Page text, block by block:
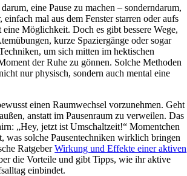
eine Pause zu machen – sonderndarum,
mal aus dem Fenster starren oder aufs
eine Möglichkeit. Doch es gibt bessere Wege,
kurze Spaziergänge oder sogar
um sich mitten im hektischen
der Ruhe zu gönnen. Solche Methoden
nur physisch, sondern auch mental eine
einen Raumwechsel vorzunehmen. Geht
anstatt im Pausenraum zu verweilen. Das
„Hey, jetzt ist Umschaltzeit!“ Momentchen
was solche Pausentechniken wirklich bringen
RatgeberWirkung und Effekte einer aktiven
die Vorteile und gibt Tipps, wie ihr aktive
einbindet.